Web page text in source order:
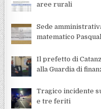
aree rurali
Sede
matematico
Il prefetto di
alla Guardia di
Tragico incidente
e tre feriti